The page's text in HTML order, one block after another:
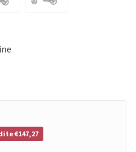
€147,27